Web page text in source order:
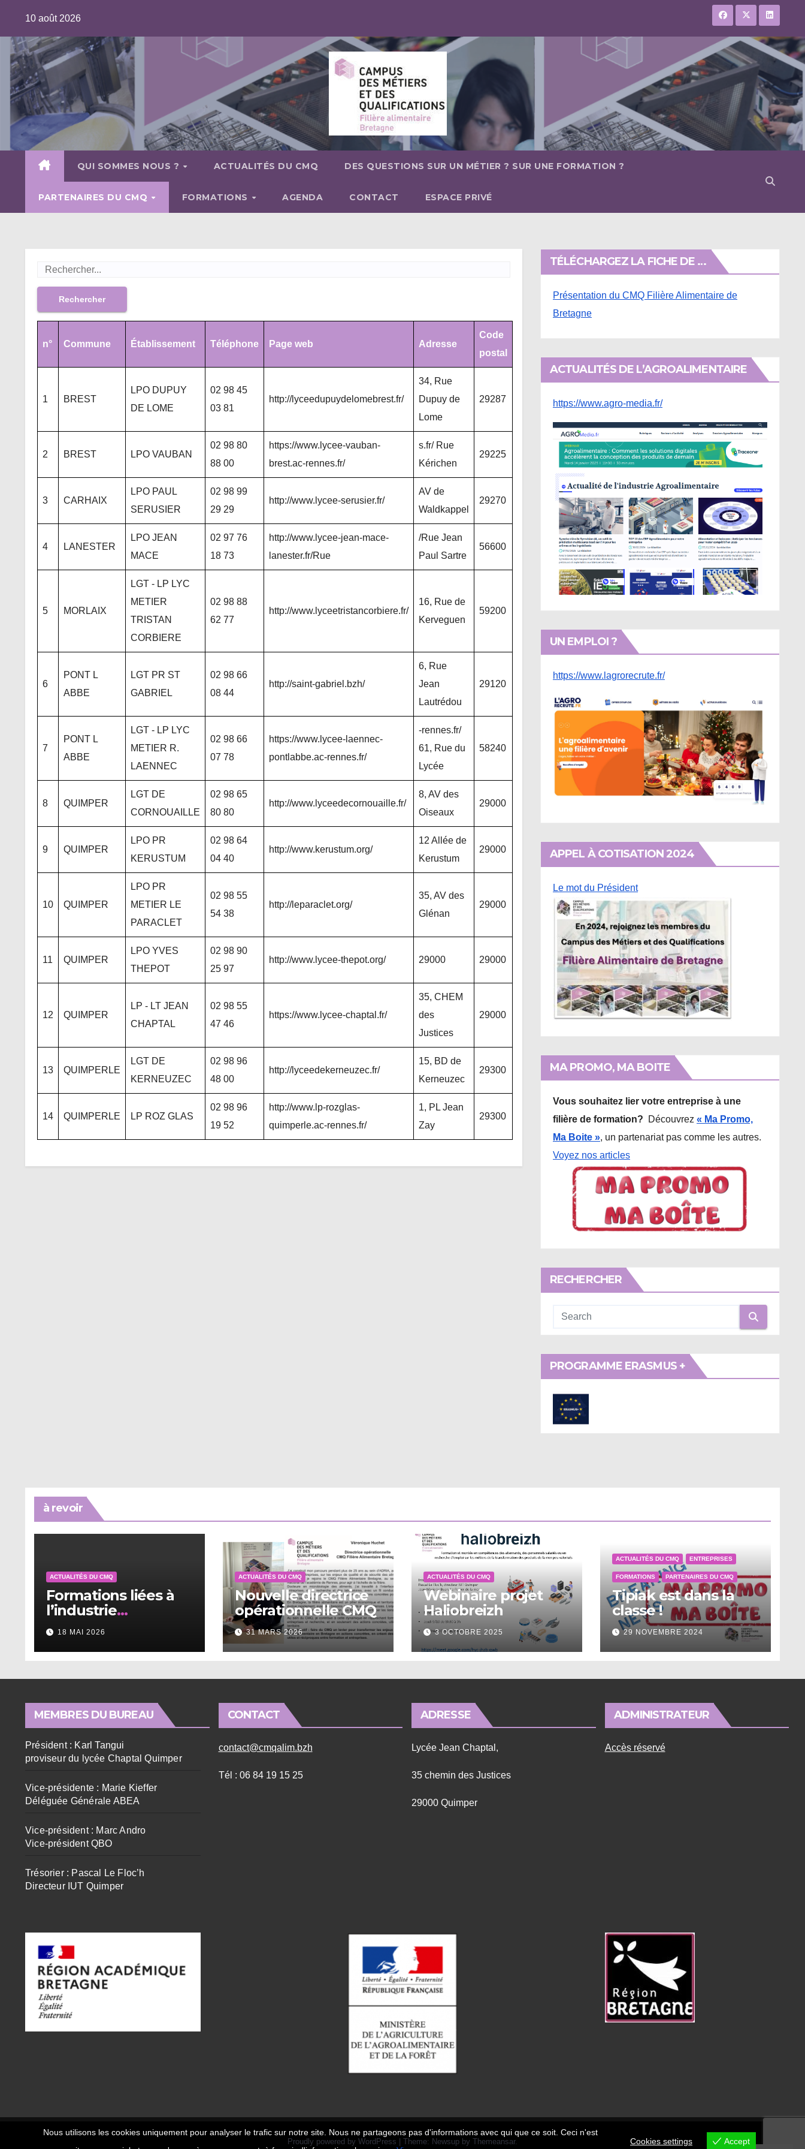
content
10 août 2026
QUI SOMMES NOUS ? ACTUALITÉS DU CMQ DES QUESTIONS SUR UN MÉTIER ? SUR UNE FORMATION ?
PARTENAIRES DU CMQ FORMATIONS AGENDA CONTACT ESPACE PRIVÉ
Rechercher
n° Commune Établissement Téléphone Page web Adresse
Code
postal
1 BREST
LPO DUPUY
DE LOME
02 98 45
03 81
http://lyceedupuydelomebrest.fr/
34, Rue
Dupuy de
Lome
29287
2 BREST LPO VAUBAN
02 98 80
88 00
https://www.lycee-vauban-
brest.ac-rennes.fr/
s.fr/ Rue
Kérichen
29225
3 CARHAIX
LPO PAUL
SERUSIER
02 98 99
29 29
http://www.lycee-serusier.fr/
AV de
Waldkappel
29270
4 LANESTER
LPO JEAN
MACE
02 97 76
18 73
http://www.lycee-jean-mace-
lanester.fr/Rue
/Rue Jean
Paul Sartre
56600
5 MORLAIX
LGT - LP LYC
METIER
TRISTAN
CORBIERE
02 98 88
62 77
http://www.lyceetristancorbiere.fr/
16, Rue de
Kerveguen
59200
6
PONT L
ABBE
LGT PR ST
GABRIEL
02 98 66
08 44
http://saint-gabriel.bzh/
6, Rue
Jean
Lautrédou
29120
7
PONT L
ABBE
LGT - LP LYC
METIER R.
LAENNEC
02 98 66
07 78
https://www.lycee-laennec-
pontlabbe.ac-rennes.fr/
-rennes.fr/
61, Rue du
Lycée
58240
8 QUIMPER
LGT DE
CORNOUAILLE
02 98 65
80 80
http://www.lyceedecornouaille.fr/
8, AV des
Oiseaux
29000
9 QUIMPER
LPO PR
KERUSTUM
02 98 64
04 40
http://www.kerustum.org/
12 Allée de
Kerustum
29000
10 QUIMPER
LPO PR
METIER LE
PARACLET
02 98 55
54 38
http://leparaclet.org/
35, AV des
Glénan
29000
11 QUIMPER
LPO YVES
THEPOT
02 98 90
25 97
http://www.lycee-thepot.org/ 29000 29000
12 QUIMPER
LP - LT JEAN
CHAPTAL
02 98 55
47 46
https://www.lycee-chaptal.fr/
35, CHEM
des
Justices
29000
13 QUIMPERLE
LGT DE
KERNEUZEC
02 98 96
48 00
http://lyceedekerneuzec.fr/
15, BD de
Kerneuzec
29300
14 QUIMPERLE LP ROZ GLAS
02 98 96
19 52
http://www.lp-rozglas-
quimperle.ac-rennes.fr/
1, PL Jean
Zay
29300
TÉLÉCHARGEZ LA FICHE DE …
Présentation du CMQ Filière Alimentaire de
Bretagne
ACTUALITÉS DE L’AGROALIMENTAIRE
https://www.agro-media.fr/
UN EMPLOI ?
https://www.lagrorecrute.fr/
APPEL À COTISATION 2024
Le mot du Président
MA PROMO, MA BOITE
Vous souhaitez lier votre entreprise à une
filière de formation?
Découvrez « Ma Promo,
Ma Boite », un partenariat pas comme les autres.
Voyez nos articles
RECHERCHER
PROGRAMME ERASMUS +
à revoir
ACTUALITÉS DU CMQ
Formations liées à
l’industrie
alimentaire en
Bretagne
18 MAI 2026
ACTUALITÉS DU CMQ
Nouvelle directrice
opérationnelle CMQ
31 MARS 2026
ACTUALITÉS DU CMQ
Webinaire projet
Haliobreizh
3 OCTOBRE 2025
ACTUALITÉS DU CMQ ENTREPRISES
FORMATIONS PARTENAIRES DU CMQ
Tipiak est dans la
classe !
29 NOVEMBRE 2024
MEMBRES DU BUREAU
Président : Karl Tangui
proviseur du lycée Chaptal Quimper
Vice-présidente : Marie Kieffer
Déléguée Générale ABEA
Vice-président : Marc Andro
Vice-président QBO
Trésorier : Pascal Le Floc’h
Directeur IUT Quimper
CONTACT
contact@cmqalim.bzh
Tél : 06 84 19 15 25
ADRESSE
Lycée Jean Chaptal,
35 chemin des Justices
29000 Quimper
ADMINISTRATEUR
Accès réservé
Proudly powered by WordPress Theme: Newsup by Themeansar.
Nous utilisons les cookies uniquement pour analyser le trafic sur notre site. Nous ne partageons pas d'informations avec qui que ce soit. Ceci n'est
Cookies settings Accept